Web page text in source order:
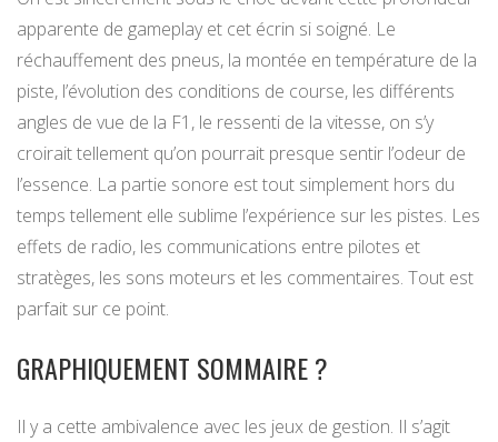
apparente de gameplay et cet écrin si soigné. Le
réchauffement des pneus, la montée en température de la
piste, l’évolution des conditions de course, les différents
angles de vue de la F1, le ressenti de la vitesse, on s’y
croirait tellement qu’on pourrait presque sentir l’odeur de
l’essence. La partie sonore est tout simplement hors du
temps tellement elle sublime l’expérience sur les pistes. Les
effets de radio, les communications entre pilotes et
stratèges, les sons moteurs et les commentaires. Tout est
parfait sur ce point.
GRAPHIQUEMENT SOMMAIRE ?
Il y a cette ambivalence avec les jeux de gestion. Il s’agit